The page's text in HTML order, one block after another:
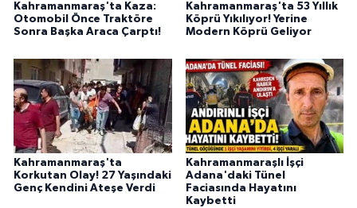
Kahramanmaraş'ta Kaza:
Otomobil Önce Traktöre
Sonra Başka Araca Çarptı!
Kahramanmaraş'ta 53 Yıllık
Köprü Yıkılıyor! Yerine
Modern Köprü Geliyor
Kahramanmaraş'ta
Korkutan Olay! 27 Yaşındaki
Genç Kendini Ateşe Verdi
Kahramanmaraşlı İşçi
Adana'daki Tünel
Faciasında Hayatını
Kaybetti